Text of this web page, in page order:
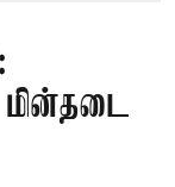
மின்தடை